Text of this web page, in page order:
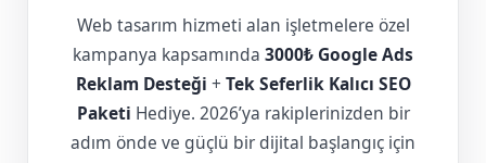
Web tasarım hizmeti alan işletmelere özel
kampanya kapsamında 3000₺ Google Ads
Reklam Desteği + Tek Seferlik Kalıcı SEO
Paketi Hediye. 2026’ya rakiplerinizden bir
adım önde ve güçlü bir dijital başlangıç için